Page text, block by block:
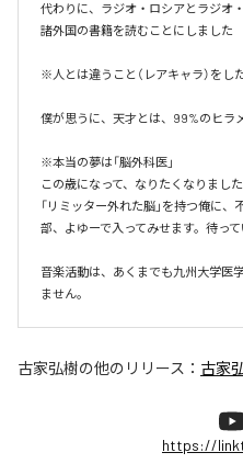
代わりに、ラジオ・ロシアとラジオ
諸外国の書籍を読むことにしました
※人とは違うこと（レアキャラ）をし
僕が思うに、天才とは、99%のヒラ
※本当の夢は「脳外科医」
この歳になって、なりたくなりました
「リミッター外れた脳」を持つ俺に
部、よゆーで入ってみせます。待っ
音楽活動は、あくまでも九州大学医
ません。
古家弘樹の他のリリース： 古家
https://